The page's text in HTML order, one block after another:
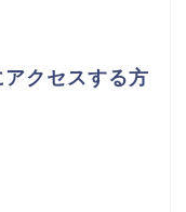
クセスする方